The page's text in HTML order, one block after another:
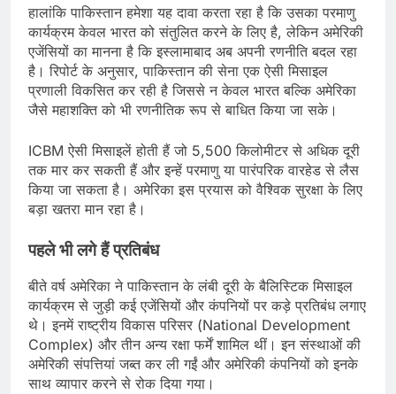
हालांकि पाकिस्तान हमेशा यह दावा करता रहा है कि उसका परमाणु
कार्यक्रम केवल भारत को संतुलित करने के लिए है, लेकिन अमेरिकी
एजेंसियों का मानना है कि इस्लामाबाद अब अपनी रणनीति बदल रहा
है। रिपोर्ट के अनुसार, पाकिस्तान की सेना एक ऐसी मिसाइल
प्रणाली विकसित कर रही है जिससे न केवल भारत बल्कि अमेरिका
जैसे महाशक्ति को भी रणनीतिक रूप से बाधित किया जा सके।
ICBM ऐसी मिसाइलें होती हैं जो 5,500 किलोमीटर से अधिक दूरी
तक मार कर सकती हैं और इन्हें परमाणु या पारंपरिक वारहेड से लैस
किया जा सकता है। अमेरिका इस प्रयास को वैश्विक सुरक्षा के लिए
बड़ा खतरा मान रहा है।
पहले भी लगे हैं प्रतिबंध
बीते वर्ष अमेरिका ने पाकिस्तान के लंबी दूरी के बैलिस्टिक मिसाइल
कार्यक्रम से जुड़ी कई एजेंसियों और कंपनियों पर कड़े प्रतिबंध लगाए
थे। इनमें राष्ट्रीय विकास परिसर (National Development
Complex) और तीन अन्य रक्षा फर्में शामिल थीं। इन संस्थाओं की
अमेरिकी संपत्तियां जब्त कर ली गईं और अमेरिकी कंपनियों को इनके
साथ व्यापार करने से रोक दिया गया।